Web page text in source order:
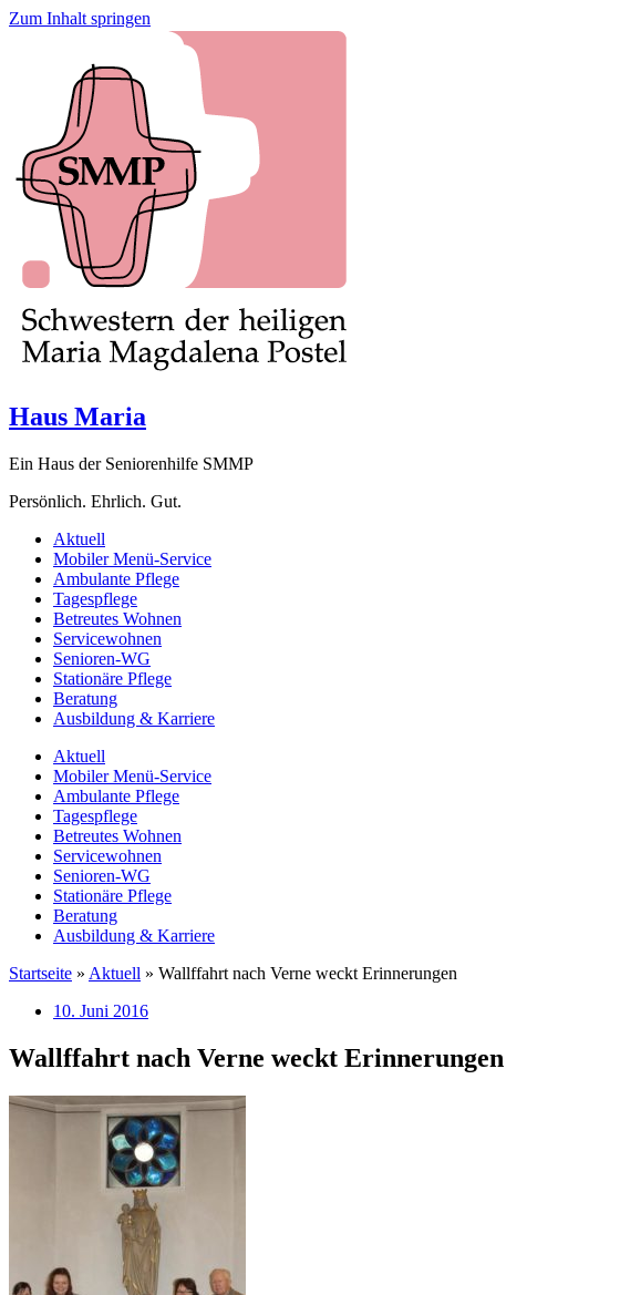
Zum Inhalt springen
Haus Maria
Ein Haus der Seniorenhilfe SMMP
Persönlich. Ehrlich. Gut.
Aktuell
Mobiler Menü-Service
Ambulante Pflege
Tagespflege
Betreutes Wohnen
Servicewohnen
Senioren-WG
Stationäre Pflege
Beratung
Ausbildung & Karriere
Aktuell
Mobiler Menü-Service
Ambulante Pflege
Tagespflege
Betreutes Wohnen
Servicewohnen
Senioren-WG
Stationäre Pflege
Beratung
Ausbildung & Karriere
Startseite » Aktuell » Wallffahrt nach Verne weckt Erinnerungen
10. Juni 2016
Wallffahrt nach Verne weckt Erinnerungen